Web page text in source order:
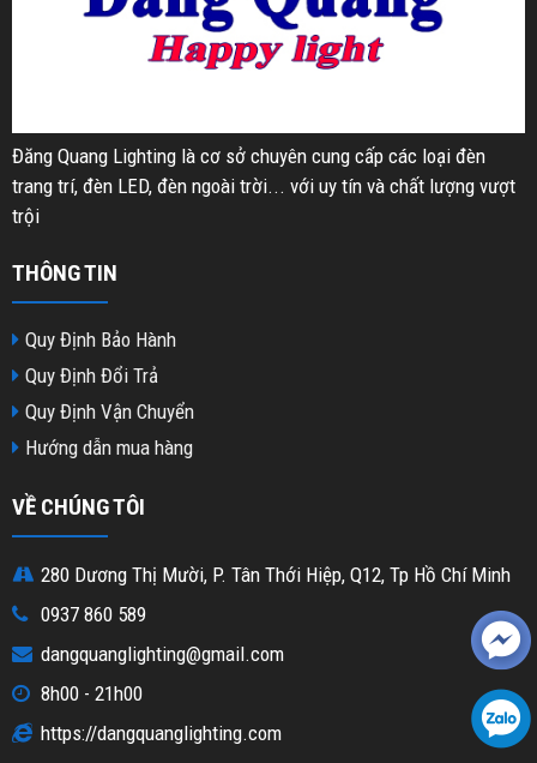
Đăng Quang Lighting là cơ sở chuyên cung cấp các loại đèn
trang trí, đèn LED, đèn ngoài trời... với uy tín và chất lượng vượt
trội
THÔNG TIN
Quy Định Bảo Hành
Quy Định Đổi Trả
Quy Định Vận Chuyển
Hướng dẫn mua hàng
VỀ CHÚNG TÔI
280 Dương Thị Mười, P. Tân Thới Hiệp, Q12, Tp Hồ Chí Minh
0937 860 589
dangquanglighting@gmail.com
8h00 - 21h00
https://dangquanglighting.com